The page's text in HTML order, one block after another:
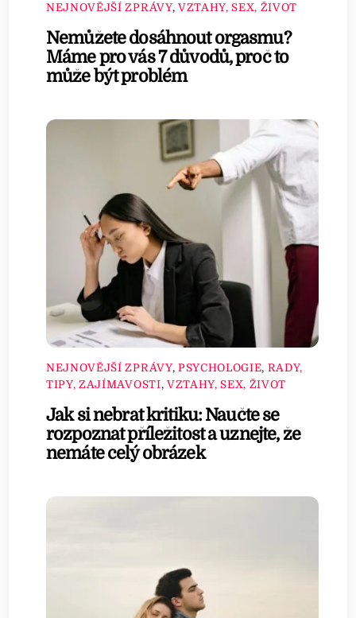
NEJNOVĚJŠÍ ZPRÁVY, VZTAHY, SEX, ŽIVOT
Nemůžete dosáhnout orgasmu?
Máme pro vás 7 důvodů, proč to
může být problém
NEJNOVĚJŠÍ ZPRÁVY, PSYCHOLOGIE, RADY,
TIPY, ZAJÍMAVOSTI, VZTAHY, SEX, ŽIVOT
Jak si nebrat kritiku: Naučte se
rozpoznat příležitost a uznejte, že
nemáte celý obrázek